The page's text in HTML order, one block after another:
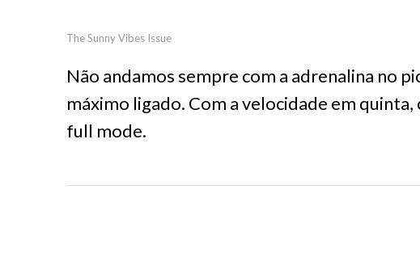
The Sunny Vibes Issue
Não andamos sempre com a adrenalina no
máximo ligado. Com a velocidade em
full mode.